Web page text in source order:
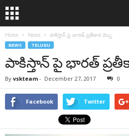
Home News పాకిస్తాన్ పై భారత్ ప్రతీకార దెబ్బ
NEWS TELUGU
పాకిస్తాన్ పై భారత్
By vskteam - December 27, 2017 0
Facebook Twitter